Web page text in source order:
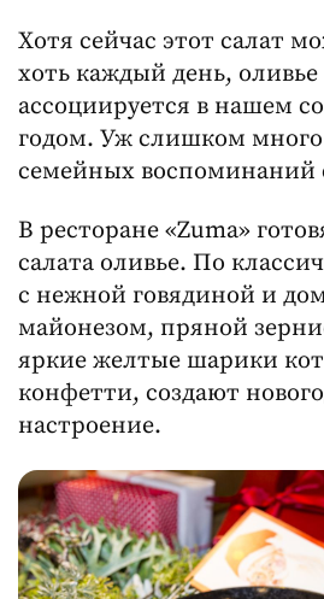
Хотя сейчас этот салат
хоть каждый день, оливье
ассоциируется в нашем
годом. Уж слишком
семейных воспоминаний
В ресторане «Zuma»
салата оливье. По
с нежной говядиной и
майонезом, пряной
яркие желтые шарики
конфетти, создают
настроение.